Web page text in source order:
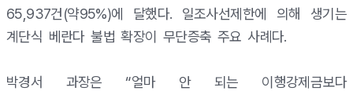
65,937건(약95%)에 달했다. 일조사선제한에 의해 생기는
계단식 베란다 불법 확장이 무단증축 주요 사례다.
박경서 과장은 “얼마 안 되는 이행강제금보다